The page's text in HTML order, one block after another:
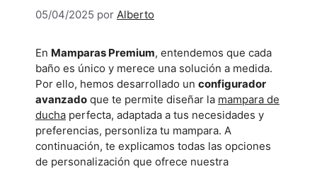
05/04/2025 por Alberto
En Mamparas Premium, entendemos que cada
baño es único y merece una solución a medida.
Por ello, hemos desarrollado un configurador
avanzado que te permite diseñar la mampara de
ducha perfecta, adaptada a tus necesidades y
preferencias, personliza tu mampara. A
continuación, te explicamos todas las opciones
de personalización que ofrece nuestra